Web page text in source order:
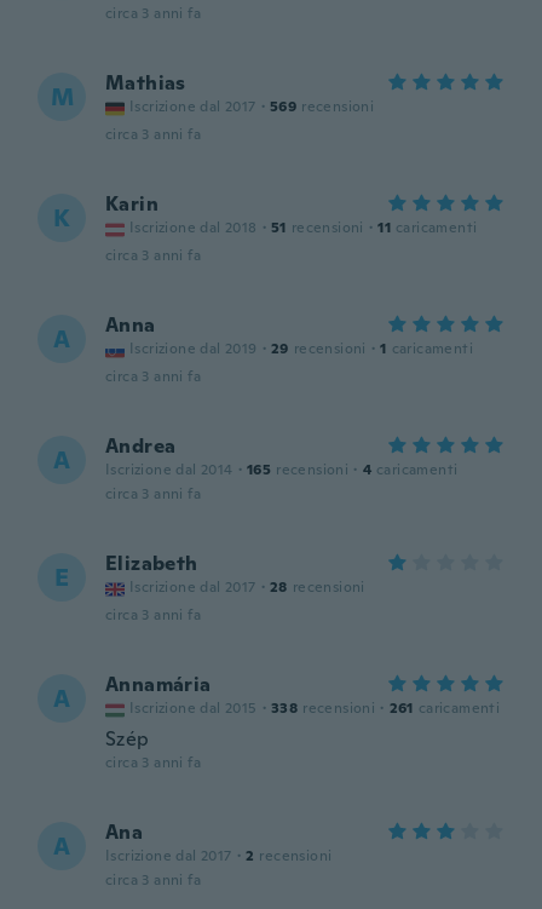
circa 3 anni fa
M Mathias
Iscrizione dal 2017 · 569 recensioni
circa 3 anni fa
K Karin
Iscrizione dal 2018 · 51 recensioni · 11 caricamenti
circa 3 anni fa
A Anna
Iscrizione dal 2019 · 29 recensioni · 1 caricamenti
circa 3 anni fa
A Andrea
Iscrizione dal 2014 · 165 recensioni · 4 caricamenti
circa 3 anni fa
E Elizabeth
Iscrizione dal 2017 · 28 recensioni
circa 3 anni fa
A Annamária
Iscrizione dal 2015 · 338 recensioni · 261 caricamenti
Szép
circa 3 anni fa
A Ana
Iscrizione dal 2017 · 2 recensioni
circa 3 anni fa